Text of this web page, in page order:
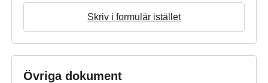
Skriv i formulär istället
Övriga dokument